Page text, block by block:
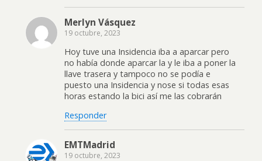
Merlyn Vásquez
19 octubre, 2023
Hoy tuve una Insidencia iba a aparcar pero
no había donde aparcar la y le iba a poner la
llave trasera y tampoco no se podía e
puesto una Insidencia y nose si todas esas
horas estando la bici así me las cobrarán
Responder
EMTMadrid
19 octubre, 2023